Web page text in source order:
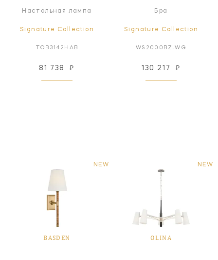
Настольная лампа
Signature Collection
TOB3142HAB
81 738 ₽
Бра
Signature Collection
WS2000BZ-WG
130 217 ₽
NEW
BASDEN
NEW
OLINA